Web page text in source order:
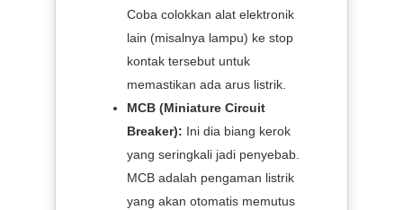
Coba colokkan alat elektronik
lain (misalnya lampu) ke stop
kontak tersebut untuk
memastikan ada arus listrik.
MCB (Miniature Circuit
Breaker): Ini dia biang kerok
yang seringkali jadi penyebab.
MCB adalah pengaman listrik
yang akan otomatis memutus